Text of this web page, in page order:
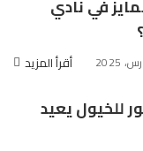
في نادي
أقرأ المزيد
للخيول يعيد